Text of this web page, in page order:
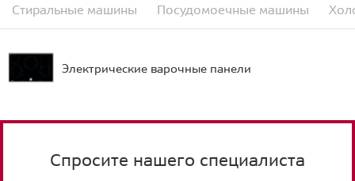
Стиральные машины Посудомоечные машины
Электрические варочные панели
Спросите нашего специалиста